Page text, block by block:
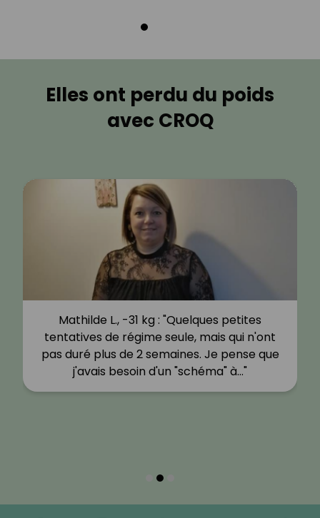
Elles ont perdu du poids
avec CROQ
Mathilde L., -31 kg : "Quelques petites
tentatives de régime seule, mais qui n'ont
pas duré plus de 2 semaines. Je pense que
j'avais besoin d'un "schéma" à…"